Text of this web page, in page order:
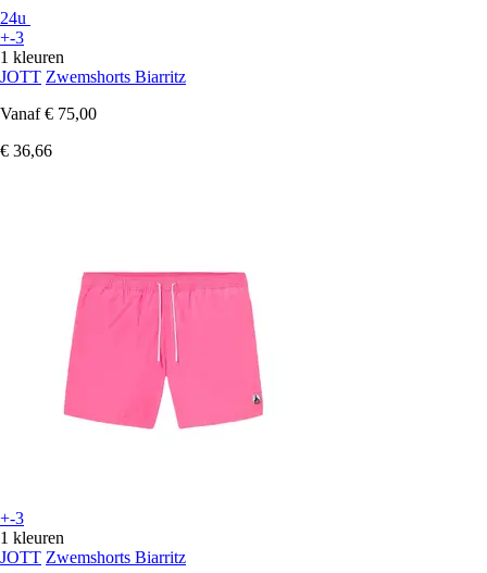
24u
+-3
1 kleuren
JOTT Zwemshorts Biarritz
Vanaf € 75,00
€ 36,66
+-3
1 kleuren
JOTT Zwemshorts Biarritz